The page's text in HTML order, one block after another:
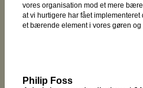
vores organisation mod et mere
at vi hurtigere har fået
et bærende element i vores gøren og
Philip Foss